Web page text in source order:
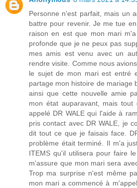
Personne n'est parfait, mais un
battre pour revenir. Je me tue
raison en est que mon mari
profonde que je ne peux pas
mes amis est venu avec un
rendre visite. Comme nous
le sujet de mon mari est entré
partage mon histoire de mariage
ainsi que cette nouvelle amie
mon état auparavant, mais
appelé DR WALE qui l'aide à
pris contact avec DR WALE, je
dit tout ce que je faisais face.
problème était terminé. Il m'a
ITEMS qu'il utilisera pour faire
m'assure que mon mari sera
Trop ma surprise n'est même
mon mari a commencé à